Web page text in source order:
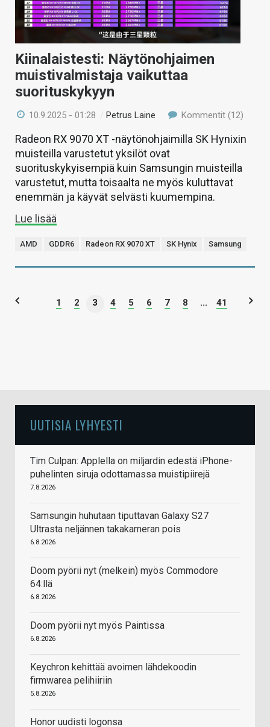
Kiinalaistesti: Näytönohjaimen
muistivalmistaja vaikuttaa
suorituskykyyn
10.9.2025 - 01:28 /Petrus Laine Kommentit (12)
Radeon RX 9070 XT -näytönohjaimilla SK Hynixin
muisteilla varustetut yksilöt ovat
suorituskykyisempiä kuin Samsungin muisteilla
varustetut, mutta toisaalta ne myös kuluttavat
enemmän ja käyvät selvästi kuumempina.
Lue lisää
AMD GDDR6 Radeon RX 9070 XT SK Hynix Samsung
1 2 3 4 5 6 7 8 ... 41
UUTISIA LYHYESTI
Tim Culpan: Applella on miljardin edestä iPhone-
puhelinten siruja odottamassa muistipiirejä
7.8.2026
Samsungin huhutaan tiputtavan Galaxy S27
Ultrasta neljännen takakameran pois
6.8.2026
Doom pyörii nyt (melkein) myös Commodore
64:llä
6.8.2026
Doom pyörii nyt myös Paintissa
6.8.2026
Keychron kehittää avoimen lähdekoodin
firmwarea pelihiiriin
5.8.2026
Honor uudisti logonsa